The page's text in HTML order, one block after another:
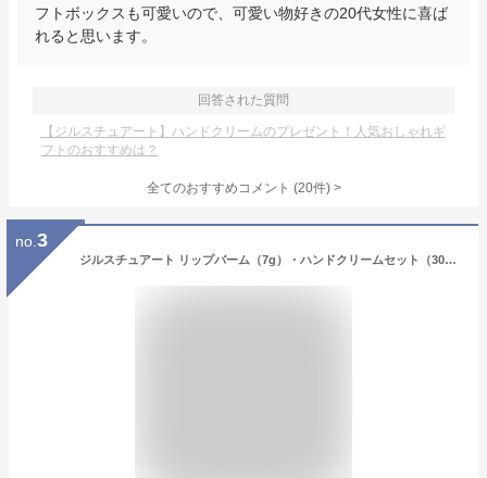
フトボックスも可愛いので、可愛い物好きの20代女性に喜ば
れると思います。
回答された質問
【ジルスチュアート】ハンドクリームのプレゼント！人気おしゃれギ
フトのおすすめは？
全てのおすすめコメント (20件) >
no. 3
ジルスチュアート リップバーム（7g）・ハンドクリームセット（30g）J-53 ブランド コスメ セット お返し 写真入り メッセージカード 贈答品 gws お歳暮ギフト お年賀